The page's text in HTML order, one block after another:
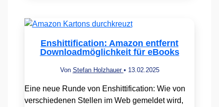
Enshittification: Amazon entfernt
Downloadmöglichkeit für eBooks
Von Stefan Holzhauer • 13.02.2025
Eine neue Runde von Enshittification: Wie von
verschiedenen Stellen im Web gemeldet wird,